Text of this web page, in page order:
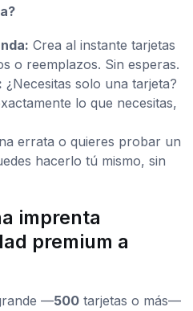
Crea al instante tarjetas
o reemplazos. Sin esperas.
¿Necesitas solo una tarjeta?
lo que necesitas,
errata o quieres probar un
hacerlo tú mismo, sin
imprenta
premium a
—500 tarjetas o más—